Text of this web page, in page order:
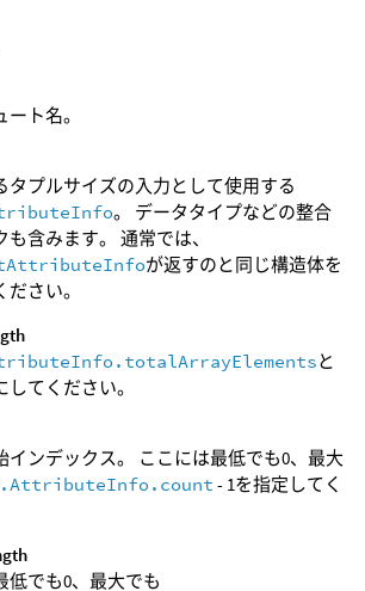
ト名。
タプルサイズの入力として使用する
。 データタイプなどの整合
も含みます。 通常では、
が返すのと同じ構造体を
さい。
と
してください。
インデックス。 ここには最低でも0、最大
- 1を指定してく
低でも0、最大でも